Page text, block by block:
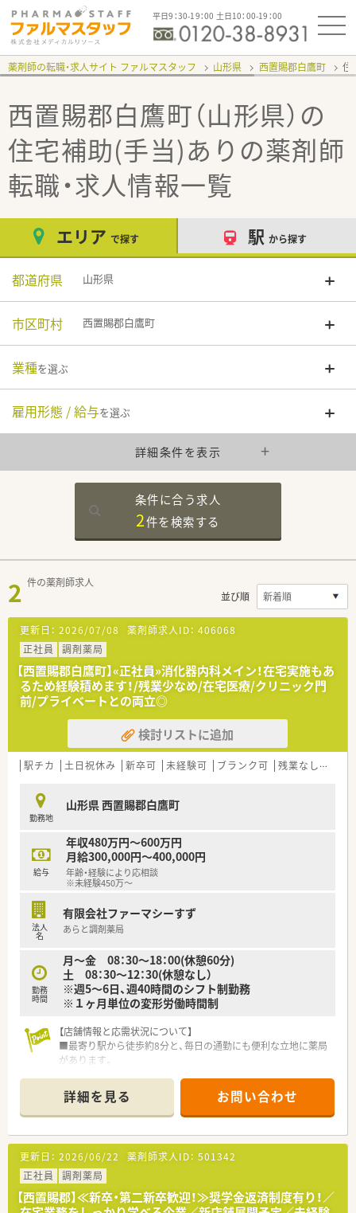
平日9：30-19：00 土日10：00-19：00
薬剤師の転職・求人サイト ファルマスタッフ 山形県 西置賜郡白鷹町 住
西置賜郡白鷹町（山形県）の
住宅補助(手当)あり の薬剤師
転職・求人情報一覧
エリア で探す 駅 から探す
都道府県 山形県
市区町村 西置賜郡白鷹町
業種を選ぶ
雇用形態 / 給与を選ぶ
詳細条件を表示
条件に合う求人
2件を検索する
2 件の薬剤師求人
並び順
更新日： 2026/07/08 薬剤師求人ID： 406068
正社員
調剤薬局
【西置賜郡白鷹町】«正社員»消化器内科メイン！在宅実施もあ
るため経験積めます！/残業少なめ/在宅医療/クリニック門
前/プライベートとの両立◎
検討リストに追加
駅チカ 土日祝休み 新卒可 未経験可 ブランク可 残業なし(ほぼなし含む)
勤務地
山形県 西置賜郡白鷹町
給与
年収480万円～600万円
月給300,000円～400,000円
年齢・経験により応相談
※未経験450万～
法人
名
有限会社ファーマシーすず
あらと調剤薬局
勤務
時間
月～金 08：30～18：00(休憩60分)
土 08：30～12：30(休憩なし）
※週5～6日、週40時間のシフト制勤務
※１ヶ月単位の変形労働時間制
【店舗情報と応需状況について】
■最寄り駅から徒歩約8分と、毎日の通勤にも便利な立地に薬局
があります。
扱います。
■薬剤師2名と事務員3名の体制で、協力しながら業務に取り組
んでいます。
【募集背景と求める人物像について】
■今後の事業拡大を見据えており、体制強化のために薬剤師を増
員募集します。
■在宅医療に興味があり、未経験からでも積極的に関わっていき
たい方を歓迎します。
詳細を見る お問い合わせ
更新日： 2026/06/22 薬剤師求人ID： 501342
正社員
調剤薬局
【西置賜郡】≪新卒・第二新卒歓迎！≫奨学金返済制度有り！／